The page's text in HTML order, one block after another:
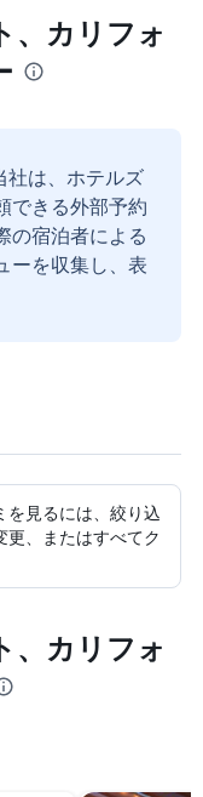
、カリフォ
社は、ホテルズ
できる外部予約
の宿泊者による
ーを収集し、表
を見るには、絞り込
、またはすべてク
、カリフォ